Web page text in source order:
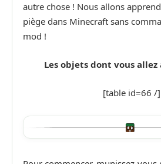
autre chose ! Nous allons
piège dans Minecraft sans
mod !
Les objets dont vous
[table id=66 /]